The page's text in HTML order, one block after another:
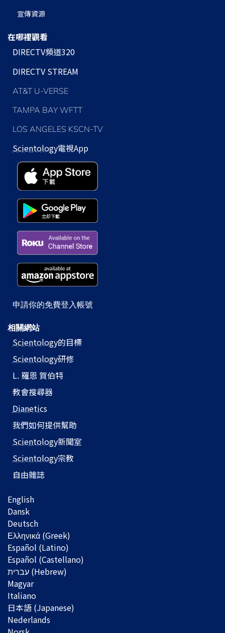
宣傳資源
在哪裡觀看
DIRECTV頻道320
DIRECTV STREAM
AT&T U-VERSE
TAMPA BAY WFTT
LOS ANGELES KSCN-TV
Scientology電視App
申請你的免費登入帳號
相關網站
Scientology的目標
Scientology研修
L. 羅恩 賀伯特
教會搜尋器
Dianetics
我們如何提供幫助
Scientology新聞室
Scientology宗教
自由雜誌
English
Dansk
Deutsch
Ελληνικά (Greek)
Español (Latino)
Español (Castellano)
Magyar
Italiano
日本語 (Japanese)
Nederlands